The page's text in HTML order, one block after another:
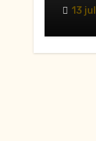
una
13